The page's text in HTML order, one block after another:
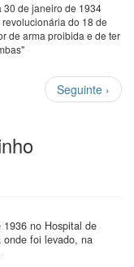
30 de janeiro de 1934
do 18 de
de arma proibida e de ter
Próxima
página
Seguinte ›
1936 no Hospital de
foi levado, na